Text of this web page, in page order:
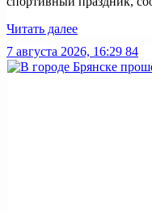
Читать далее
7 августа 2026, 16:29 84